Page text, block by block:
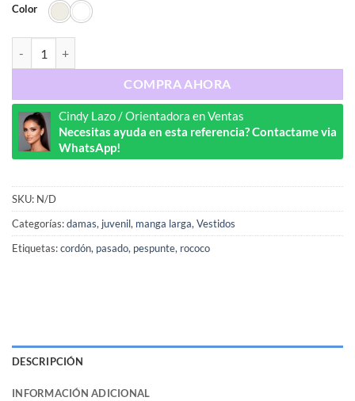
Color
COMPRA AHORA
Cindy Lazo / Orientadora en Ventas
Necesitas ayuda en esta referencia? Contactame via
WhatsApp!
SKU: N/D
Categorías:damas, juvenil, manga larga, Vestidos
Etiquetas:cordón, pasado, pespunte, rococo
DESCRIPCIÓN
INFORMACIÓN ADICIONAL